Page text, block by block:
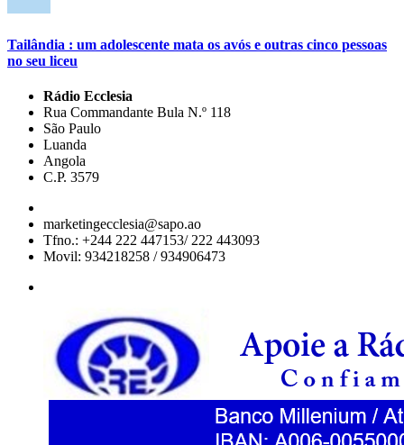
Tailândia : um adolescente mata os avós e outras cinco pessoas
no seu liceu
Rádio Ecclesia
Rua Commandante Bula N.º 118
São Paulo
Luanda
Angola
C.P. 3579
marketingecclesia@sapo.ao
Tfno.: +244 222 447153/ 222 443093
Movil: 934218258 / 934906473